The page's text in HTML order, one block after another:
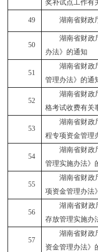
奖补试点工作有
49 湖南省财政
50
湖南省财政
办法》的通知
51
湖南省财政
管理办法》的通
52
湖南省财政
格考试收费有关
53
湖南省财政
程专项资金管理
54
湖南省财政
管理实施办法》
55
湖南省财政
项资金管理办法
56
湖南省财政
存放管理实施办
57
湖南省财政
资金管理办法》